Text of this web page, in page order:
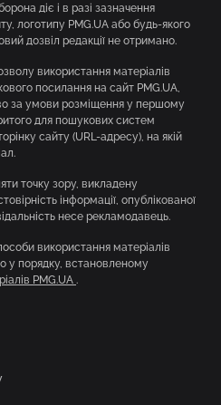
діє і в разі зазначення
логотипу PMG.UA або будь-якого
дозвіл редакції не отримано.
використання матеріалів
посилання на сайт PMG.UA,
за умови розміщення у першому
для пошукових систем
сайту (URL-адресу), на якій
точку зору, викладену
інформації, опублікованої
несе рекламодавець.
використання матеріалів
у порядку, встановленому
PMG.UA .